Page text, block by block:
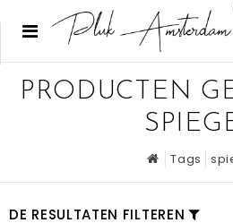
PRODUCTEN
Tags
DE RESULTATEN FILTEREN